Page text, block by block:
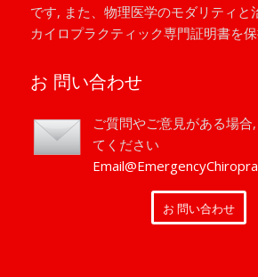
です, また、物理医学のモダリティと
カイロプラクティック専門証明書を
お 問い合わせ
ご質問やご意見がある場合
てください
お 問い合わせ